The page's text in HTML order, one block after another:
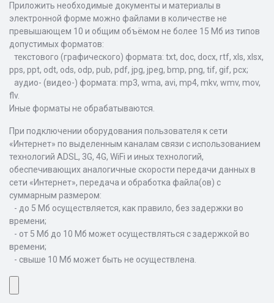
Приложить необходимые документы и материалы в
электронной форме можно файлами в количестве не
превышающем 10 и общим объёмом не более 15 Мб из типов
допустимых форматов:
текстового (графического) формата: txt, doc, docx, rtf, xls, xlsx,
pps, ppt, odt, ods, odp, pub, pdf, jpg, jpeg, bmp, png, tif, gif, pcx;
аудио- (видео-) формата: mp3, wma, avi, mp4, mkv, wmv, mov,
flv.
Иные форматы не обрабатываются.
При подключении оборудования пользователя к сети
«Интернет» по выделенным каналам связи с использованием
технологий ADSL, 3G, 4G, WiFi и иных технологий,
обеспечивающих аналогичные скорости передачи данных в
сети «Интернет», передача и обработка файла(ов) с
суммарным размером:
- до 5 Мб осуществляется, как правило, без задержки во
времени;
- от 5 Мб до 10 Мб может осуществляться с задержкой во
времени;
- свыше 10 Мб может быть не осуществлена.